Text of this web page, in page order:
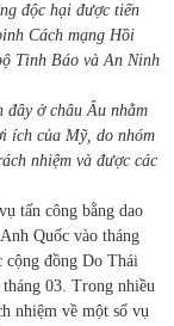
độc hại được tiến
Cách mạng Hồi
Tình Báo và An Ninh
đây ở châu Âu nhằm
ích của Mỹ, do nhóm
nhiệm và được các
tấn công bằng dao
Quốc vào tháng
cộng đồng Do Thái
03. Trong nhiều
nhiệm về một số vụ